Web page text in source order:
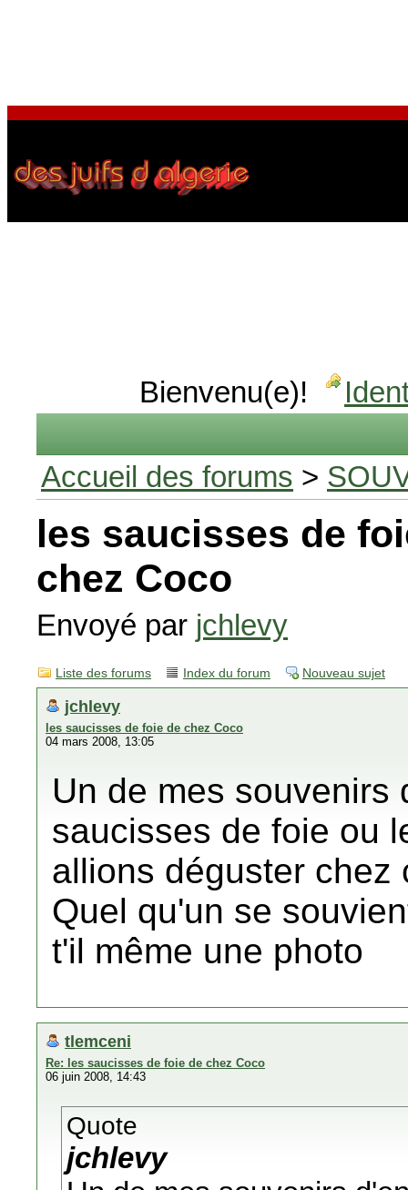
Bienvenu(e)!
Accueil des forums >
les saucisses de
chez Coco
Envoyé par jchlevy
Liste des forums Index du forum Nouveau sujet
jchlevy
les saucisses de foie de chez Coco
04 mars 2008, 13:05
Un de mes souvenirs
saucisses de foie ou
allions déguster chez
Quel qu'un se
t'il même une photo
tlemceni
Re: les saucisses de foie de chez Coco
06 juin 2008, 14:43
Quote
jchlevy